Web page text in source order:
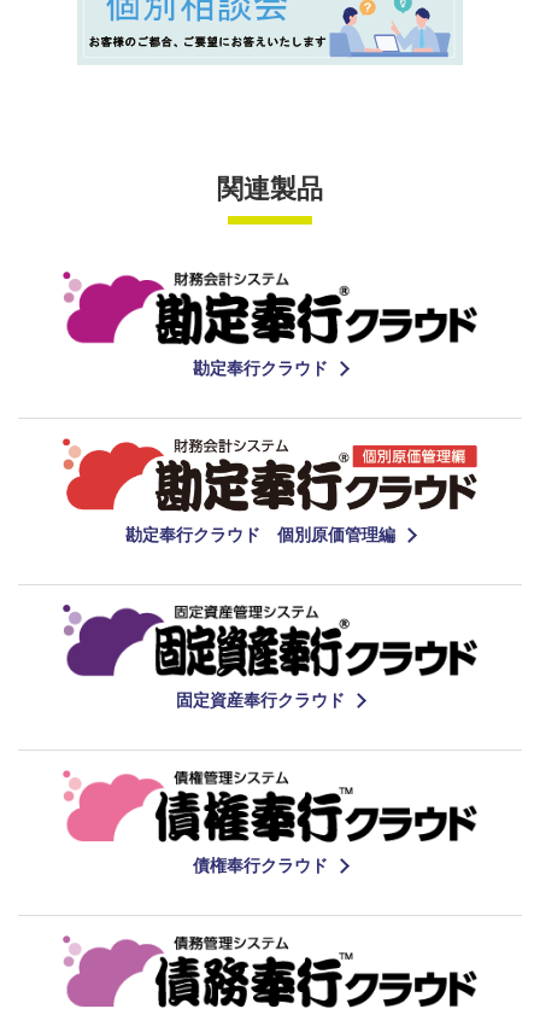
関連製品
勘定奉行クラウド
勘定奉行クラウド 個別原価管理編
固定資産奉行クラウド
債権奉行クラウド